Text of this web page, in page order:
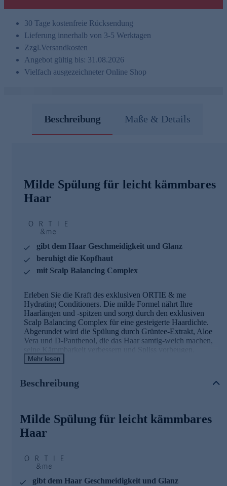
30 Tage kostenfreie Rücksendung
Lieferung innerhalb von 3-5 Werktagen
Zzgl.Versandkosten
Angebot gültig bis: 31.08.2026
Vielfach ausgezeichneter Online Shop
Beschreibung Maße & Details
Milde Spülung für leicht kämmbares
Haar
gibt dem Haar Geschmeidigkeit und Glanz
beruhigt die Kopfhaut
mit Scalp Balancing Complex
Erleben Sie die Kraft des exklusiven ORTIE & me
Hydrating Conditioners. Die milde Formel nährt Ihre
Haarlängen und -spitzen und sorgt durch den exklusiven
Scalp Balancing Complex für eine gesteigerte Haardichte.
Abgerundet wird die Spülung durch Grüntee-Extrakt, Aloe
Vera und D-Panthenol, die das Haar samtig-weich machen,
seine Kämmbarkeit verbessern und Spliss vorbeugen.
Erleben Sie mit unserem Conditioner glänzendes und
Duft mit Noten aus grünen Blättern
erlesenem Zedernholz und sinnlichem Moschus, entfaltet
sich sanft und doch kraftvoll. Die Basisnote von Zedernholz
verleiht ihm eine warme, beruhigende Tiefe, während
hinzufügt. Im Herzen dieses einzigartigen Duftes liegt der
belebende Akkord von Tee, der Frische und Vitalität
grünen Blättern lässt Sie eintauchen in die üppige Natur, wo
Mehr lesen
Beschreibung
Milde Spülung für leicht kämmbares
Haar
gibt dem Haar Geschmeidigkeit und Glanz